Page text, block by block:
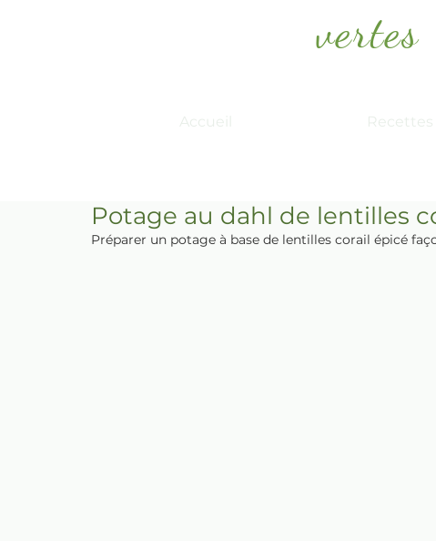
vertes
Potage au dahl de lentilles
Préparer un potage à base de lentilles corail épicé